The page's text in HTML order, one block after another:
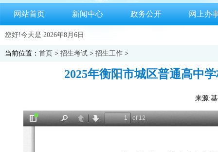
网站首页 新闻中心 政务公开 网上办
您好!今天是 2026年8月6日
当前位置： 首页 > 招生考试 > 招生工作 >
2025年衡阳市城区普通高中
来源: